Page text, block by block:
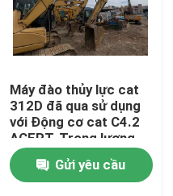
Máy đào thủy lực cat
312D đã qua sử dụng
với Động cơ cat C4.2
ACERT, Trọng lượng
vận hành 13.000 kg và
Chiều sâu đào tối đa
6,44 m
Gửi yêu cầu